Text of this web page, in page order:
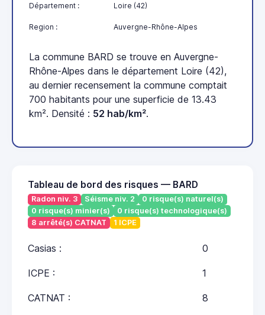
Département : Loire (42)
Region : Auvergne-Rhône-Alpes
La commune BARD se trouve en Auvergne-
Rhône-Alpes dans le département Loire (42),
au dernier recensement la commune comptait
700 habitants pour une superficie de 13.43
km². Densité : 52 hab/km².
Tableau de bord des risques — BARD
Radon niv. 3 Séisme niv. 2
0 risque(s) naturel(s)
0 risque(s) minier(s)
0 risque(s) technologique(s)
8 arrêté(s) CATNAT
1 ICPE
Casias : 0
ICPE : 1
CATNAT : 8